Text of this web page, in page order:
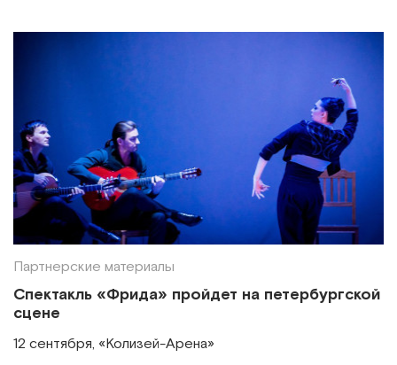
Партнерские материалы
Спектакль «Фрида» пройдет на петербургской
сцене
12 сентября, «Колизей-Арена»